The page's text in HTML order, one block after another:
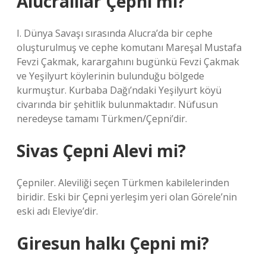
I. Dünya Savaşı sırasında Alucra’da bir cephe
oluşturulmuş ve cephe komutanı Mareşal Mustafa
Fevzi Çakmak, karargahını bugünkü Fevzi Çakmak
ve Yeşilyurt köylerinin bulunduğu bölgede
kurmuştur. Kurbaba Dağı’ndaki Yeşilyurt köyü
civarında bir şehitlik bulunmaktadır. Nüfusun
neredeyse tamamı Türkmen/Çepni’dir.
Sivas Çepni Alevi mi?
Çepniler. Aleviliği seçen Türkmen kabilelerinden
biridir. Eski bir Çepni yerleşim yeri olan Görele’nin
eski adı Eleviye’dir.
Giresun halkı Çepni mi?